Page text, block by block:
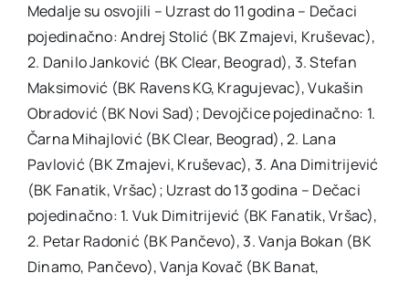
Medalje su osvojili – Uzrast do 11 godina – Dečaci
pojedinačno: Andrej Stolić (BK Zmajevi, Kruševac),
2. Danilo Janković (BK Clear, Beograd), 3. Stefan
Maksimović (BK Ravens KG, Kragujevac), Vukašin
Obradović (BK Novi Sad); Devojčice pojedinačno: 1.
Čarna Mihajlović (BK Clear, Beograd), 2. Lana
Pavlović (BK Zmajevi, Kruševac), 3. Ana Dimitrijević
(BK Fanatik, Vršac); Uzrast do 13 godina – Dečaci
pojedinačno: 1. Vuk Dimitrijević (BK Fanatik, Vršac),
2. Petar Radonić (BK Pančevo), 3. Vanja Bokan (BK
Dinamo, Pančevo), Vanja Kovač (BK Banat,